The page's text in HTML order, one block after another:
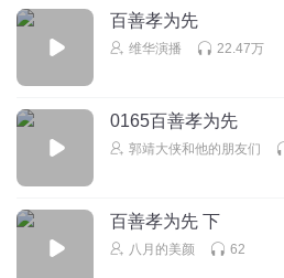
百善孝为先
维华演播 22.47万
0165百善孝为先
郭靖大侠和他的朋友们
百善孝为先 下
八月的美颜 62